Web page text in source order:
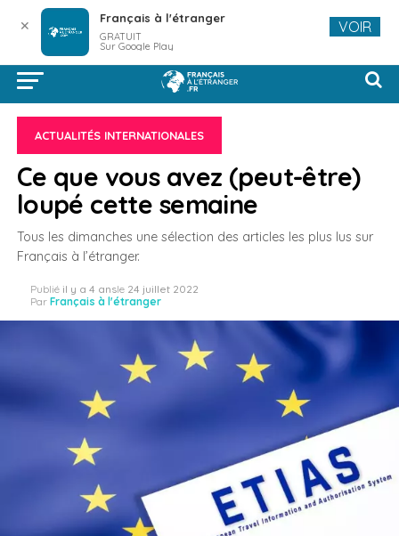
ACTUALITÉS INTERNATIONALES
Ce que vous avez (peut-être)
loupé cette semaine
Tous les dimanches une sélection des articles les plus lus sur
Français à l’étranger.
Publié il y a 4 ansle 24 juillet 2022
Par Français à l'étranger
✕ Français à l'étranger
GRATUIT
Sur Google Play
VOIR